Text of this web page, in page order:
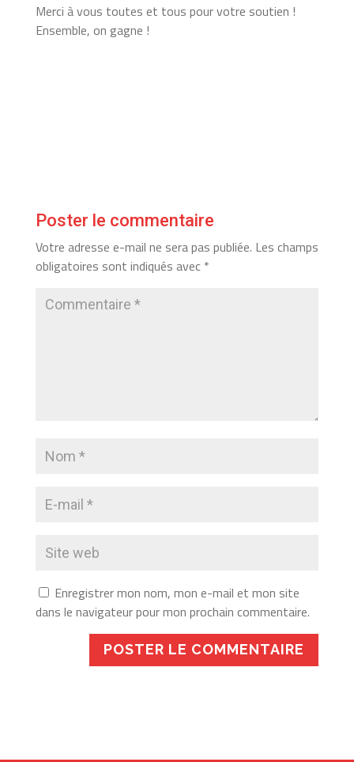
Merci à vous toutes et tous pour votre soutien !
Ensemble, on gagne !
Poster le commentaire
Votre adresse e-mail ne sera pas publiée. Les champs
obligatoires sont indiqués avec *
Enregistrer mon nom, mon e-mail et mon site
dans le navigateur pour mon prochain commentaire.